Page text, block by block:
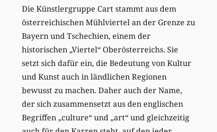
Die Künstlergruppe Cart stammt aus dem
österreichischen Mühlviertel an der Grenze zu
Bayern und Tschechien, einem der
historischen „Viertel“ Oberösterreichs. Sie
setzt sich dafür ein, die Bedeutung von Kultur
und Kunst auch in ländlichen Regionen
bewusst zu machen. Daher auch der Name,
der sich zusammensetzt aus den englischen
Begriffen „culture“ und „art“ und gleichzeitig